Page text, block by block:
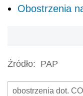
Obostrzenia
Źródło: PAP
obostrzenia dot.